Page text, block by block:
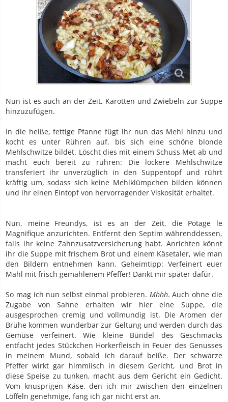
Nun ist es auch an der Zeit, Karotten und Zwiebeln zur Suppe
hinzuzufügen.
In die heiße, fettige Pfanne fügt ihr nun das Mehl hinzu und
kocht es unter Rühren auf, bis sich eine schöne blonde
Mehlschwitze bildet. Löscht dies mit einem Schuss Met ab und
macht euch bereit zu rühren: Die lockere Mehlschwitze
transferiert ihr unverzüglich in den Suppentopf und rührt
kräftig um, sodass sich keine Mehlklümpchen bilden können
und ihr einen Eintopf von hervorragender Viskosität erhaltet.
Nun, meine Freundys, ist es an der Zeit, die Potage le
Magnifique anzurichten. Entfernt den Septim währenddessen,
falls ihr keine Zahnzusatzversicherung habt. Anrichten könnt
ihr die Suppe mit frischem Brot und einem Käsetaler, wie man
den Bildern entnehmen kann. Geheimtipp: Verfeinert euer
Mahl mit frisch gemahlenem Pfeffer! Dankt mir später dafür.
So mag ich nun selbst einmal probieren. Mhhh. Auch ohne die
Zugabe von Sahne erhalten wir hier eine Suppe, die
ausgesprochen cremig und vollmundig ist. Die Aromen der
Brühe kommen wunderbar zur Geltung und werden durch das
Gemüse verfeinert. Wie kleine Bündel des Geschmacks
entfacht jedes Stückchen Horkerfleisch in Feuer des Genusses
in meinem Mund, sobald ich darauf beiße. Der schwarze
Pfeffer wirkt gar himmlisch in diesem Gericht, und Brot in
diese Speise zu tunken, macht aus dem Gericht ein Gedicht.
Vom knusprigen Käse, den ich mir zwischen den einzelnen
Löffeln genehmige, fang ich gar nicht erst an.